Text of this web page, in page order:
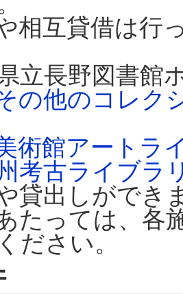
相互貸借は行
立長野図書館
の他のコレク
術館アートラ
考古ライブラ
貸出しができ
たっては、各
ださい。